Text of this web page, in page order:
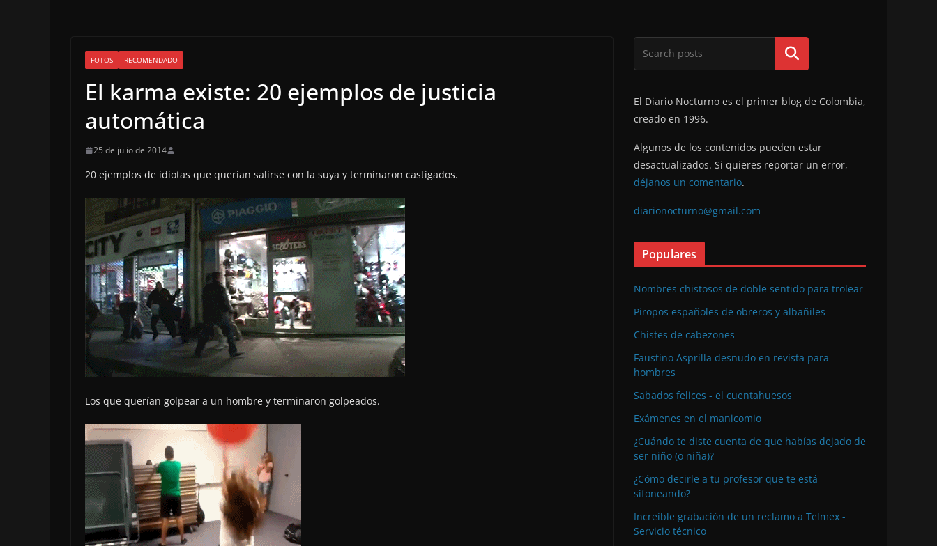
FOTOS RECOMENDADO
El karma existe: 20 ejemplos de justicia
automática
25 de julio de 2014
20 ejemplos de idiotas que querían salirse con la suya y terminaron castigados.
Los que querían golpear a un hombre y terminaron golpeados.
Buscar
El Diario Nocturno es el primer blog de Colombia,
creado en 1996.
Algunos de los contenidos pueden estar
desactualizados. Si quieres reportar un error,
déjanos un comentario.
diarionocturno@gmail.com
Populares
Nombres chistosos de doble sentido para trolear
Piropos españoles de obreros y albañiles
Chistes de cabezones
Faustino Asprilla desnudo en revista para
hombres
Sabados felices - el cuentahuesos
Exámenes en el manicomio
¿Cuándo te diste cuenta de que habías dejado de
ser niño (o niña)?
¿Cómo decirle a tu profesor que te está
sifoneando?
Increíble grabación de un reclamo a Telmex -
Servicio técnico